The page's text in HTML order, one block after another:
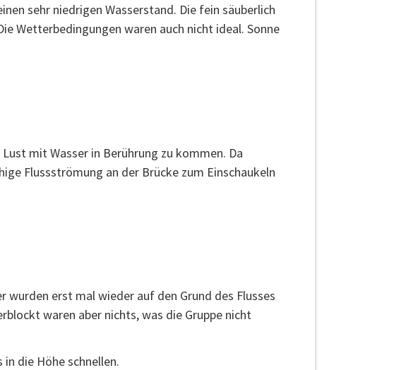
sehr niedrigen Wasserstand. Die fein säuberlich
Wetterbedingungen waren auch nicht ideal. Sonne
mit Wasser in Berührung zu kommen. Da
Flussströmung an der Brücke zum Einschaukeln
erst mal wieder auf den Grund des Flusses
waren aber nichts, was die Gruppe nicht
die Höhe schnellen.